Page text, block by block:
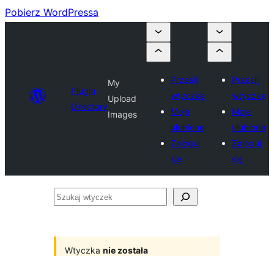
Pobierz WordPressa
Plugin
Directory
My
Upload
Images
Prześlij
wtyczkę
Moje
ulubione
Zaloguj
się
Prześlij
wtyczkę
Moje
ulubione
Zaloguj
się
Szukaj
Wtyczka nie została